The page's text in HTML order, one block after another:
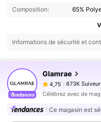
Composition: 65%
Informations de sécurité et
Glamrae
4,75
673K Suiveurs
j***n est en train
4,75
673K
4,75 673K
Ce magasin est